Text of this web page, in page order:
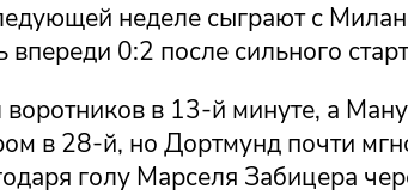
неделе сыграют с
0:2 после сильного
воротников в 13-й минуте, а
в 28-й, но Дортмунд почти
голу Марселя Забицера